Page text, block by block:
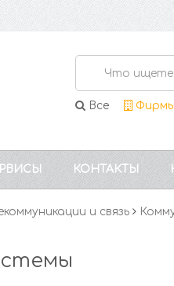
Все Фирмы
КОНТАКТЫ
и связь